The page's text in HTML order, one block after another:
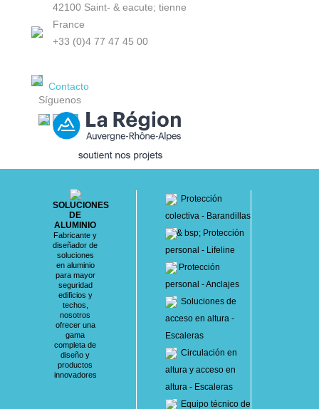
42100 Saint- & eacute; tienne
France
+33 (0)4 77 47 45 00
Contacto
Síguenos
SOLUCIONES
DE
ALUMINIO
Fabricante y
diseñador de
soluciones
en aluminio
para mayor
seguridad
edificios y
techos,
nosotros
ofrecer una
gama
completa de
diseño y
productos
innovadores
Protección
colectiva - Barandillas
& bsp; Protección
personal - Lifeline
Protección
personal - Anclajes
Soluciones de
acceso en altura -
Escaleras
Circulación en
altura y acceso en
altura - Escaleras
Equipo técnico de